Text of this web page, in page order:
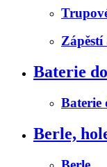
Zápěstí
Baterie
Baterie
Berle,